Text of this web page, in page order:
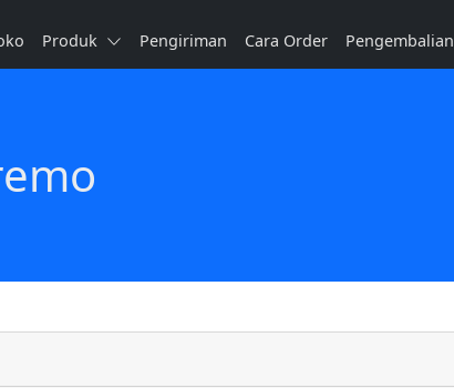
Produk Pengiriman Cara Order Pengembalian